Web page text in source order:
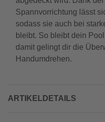
Spannvorrichtung lässt
sodass sie auch bei
bleibt. So bleibt dein
damit gelingt dir die
Handumdrehen.
ARTIKELDETAILS